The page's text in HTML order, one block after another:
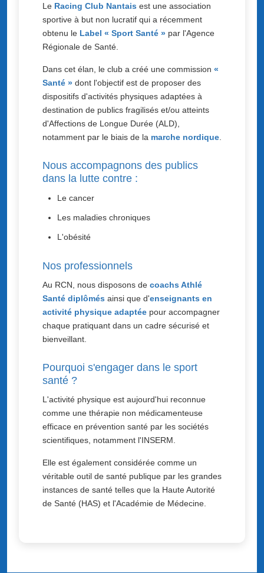
Le Racing Club Nantais est une association
sportive à but non lucratif qui a récemment
obtenu le Label « Sport Santé » par l'Agence
Régionale de Santé.
Dans cet élan, le club a créé une commission «
Santé » dont l'objectif est de proposer des
dispositifs d'activités physiques adaptées à
destination de publics fragilisés et/ou atteints
d'Affections de Longue Durée (ALD),
notamment par le biais de la marche nordique
Nous accompagnons des publics
dans la lutte contre :
Le cancer
Les maladies chroniques
L'obésité
Nos professionnels
Au RCN, nous disposons de coachs Athlé
Santé diplômés ainsi que d'enseignants en
activité physique adaptée pour accompagner
chaque pratiquant dans un cadre sécurisé et
bienveillant.
Pourquoi s'engager dans le sport
santé ?
L'activité physique est aujourd'hui reconnue
comme une thérapie non médicamenteuse
efficace en prévention santé par les sociétés
scientifiques, notamment l'INSERM.
Elle est également considérée comme un
véritable outil de santé publique par les grandes
instances de santé telles que la Haute Autorité
de Santé (HAS) et l'Académie de Médecine.